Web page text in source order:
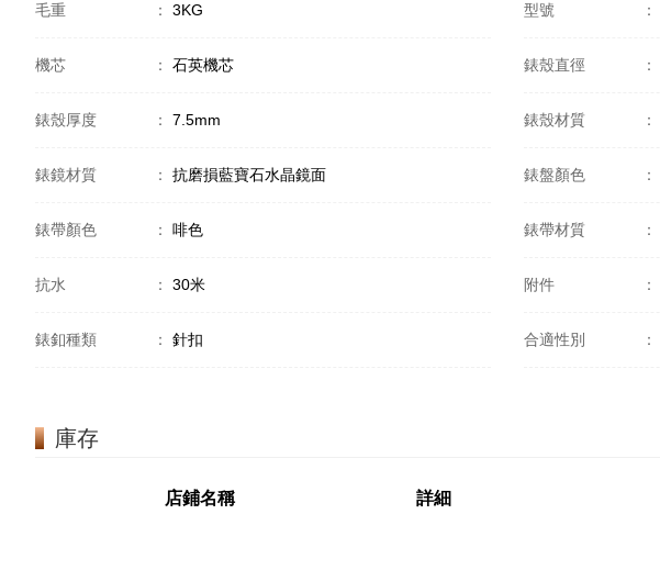
毛重 ： 3KG 型號 ：
機芯 ： 石英機芯 錶殼直徑 ：
錶殼厚度 ： 7.5mm 錶殼材質 ：
錶鏡材質 ： 抗磨損藍寶石水晶鏡面 錶盤顏色 ：
錶帶顏色 ： 啡色 錶帶材質 ：
抗水 ： 30米 附件 ：
錶釦種類 ： 針扣 合適性別 ：
庫存
店鋪名稱 詳細